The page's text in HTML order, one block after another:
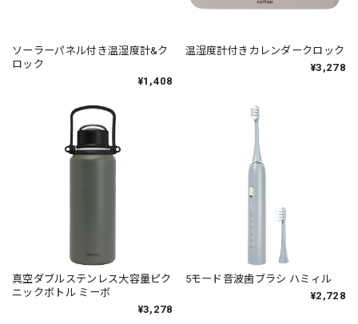
ソーラーパネル付き温湿度計&ク
ロック
¥1,408
温湿度計付きカレンダークロック
¥3,278
真空ダブルステンレス大容量ピク
ニックボトル ミーボ
¥3,278
5モード音波歯ブラシ ハミィル
¥2,728